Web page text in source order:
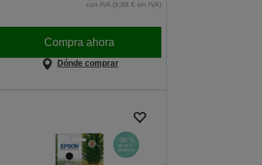
con IVA (9,88 € sin IVA)
Compra ahora
Dónde comprar